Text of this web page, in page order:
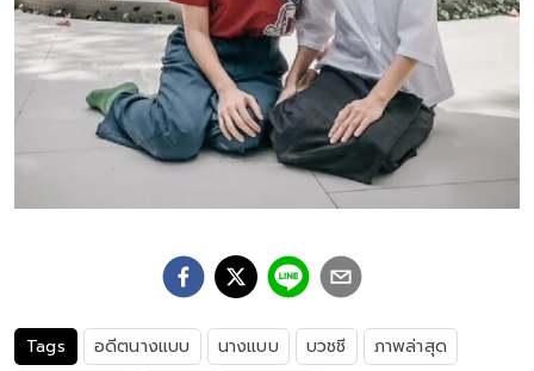
Tags อดีตนางแบบ นางแบบ บวชชี
ภาพล่าสุด